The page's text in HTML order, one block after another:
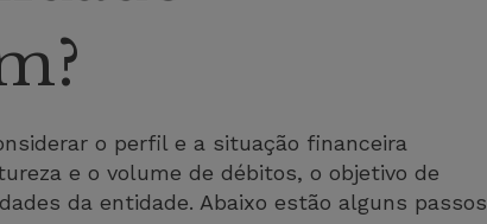
o perfil e a situação financeira
e o volume de débitos, o objetivo de
da entidade. Abaixo estão alguns passos